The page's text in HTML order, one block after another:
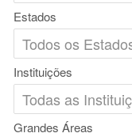
Estados
Instituições
Grandes Áreas